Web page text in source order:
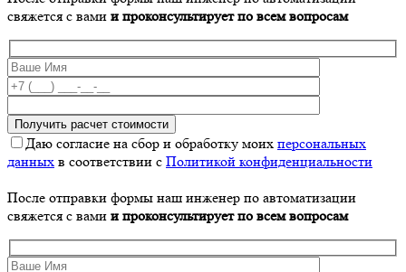
свяжется с вами и проконсультирует по всем вопросам
Даю согласие на сбор и обработку моих персональных
данных в соответствии с Политикой конфиденциальности
После отправки формы наш инженер по автоматизации
свяжется с вами и проконсультирует по всем вопросам